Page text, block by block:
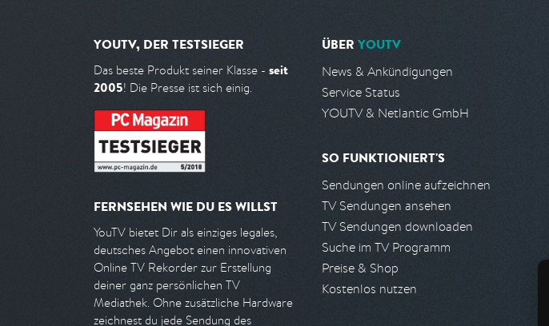
YOUTV, DER TESTSIEGER
Das beste Produkt seiner Klasse - seit
2005! Die Presse ist sich einig.
FERNSEHEN WIE DU ES WILLST
YouTV bietet Dir als einziges legales,
deutsches Angebot einen innovativen
Online TV Rekorder zur Erstellung
deiner ganz persönlichen TV
Mediathek. Ohne zusätzliche Hardware
zeichnest du jede Sendung des
ÜBER YOUTV
News & Ankündigungen
Service Status
YOUTV & Netlantic GmbH
SO FUNKTIONIERT'S
Sendungen online aufzeichnen
TV Sendungen ansehen
TV Sendungen downloaden
Suche im TV Programm
Preise & Shop
Kostenlos nutzen